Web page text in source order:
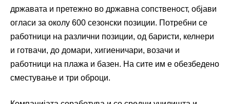
државата и претежно во државна сопственост, објави
огласи за околу 600 сезонски позиции. Потребни се
работници на различни позиции, од баристи, келнери
и готвачи, до домари, хигиеничари, возачи и
работници на плажа и базен. На сите им е обезбедено
сместување и три оброци.